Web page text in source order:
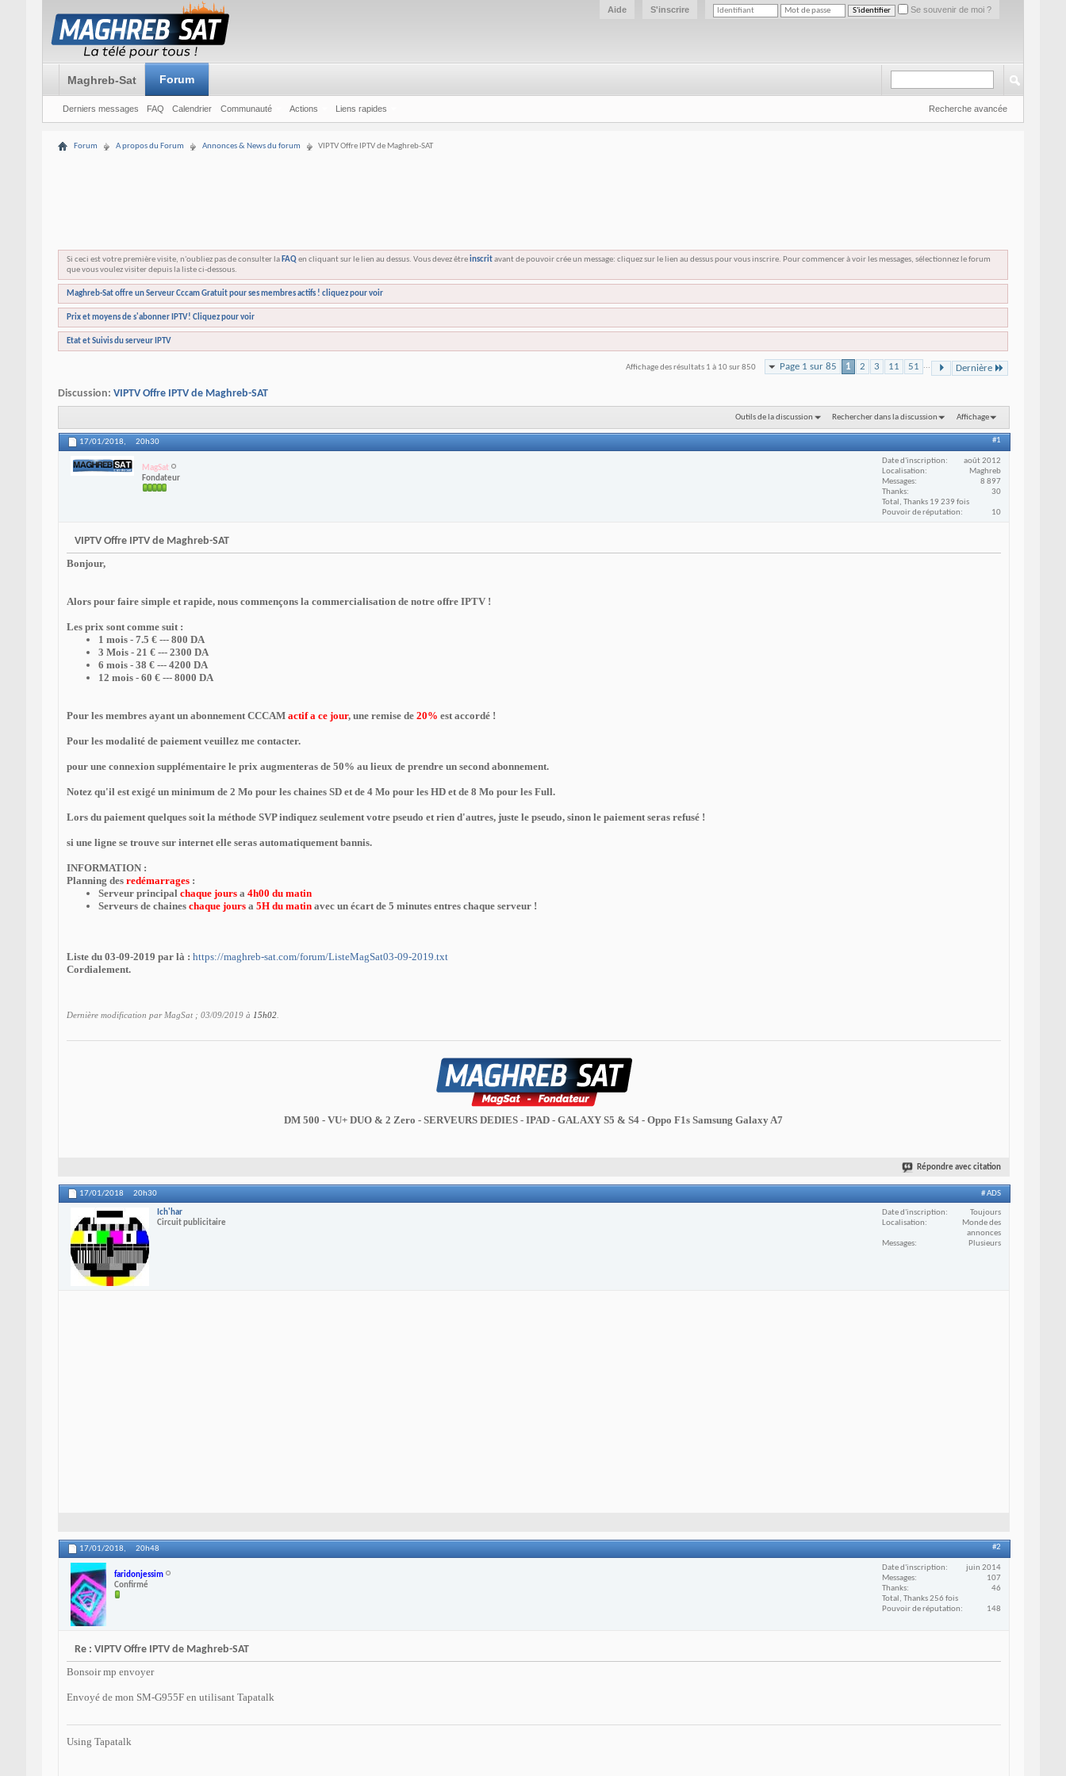
Se souvenir de moi ?
S'inscrire
Aide
Maghreb-Sat Forum
Derniers messages FAQ Calendrier Communauté Actions Liens rapides Recherche avancée
Forum A propos du Forum Annonces & News du forum VIPTV Offre IPTV de Maghreb-SAT
Si ceci est votre première visite, n'oubliez pas de consulter la FAQen cliquant sur le lien au dessus. Vous devez êtreinscritavant de pouvoir crée un message: cliquez sur le lien au dessus pour vous inscrire. Pour commencer à voir les messages, sélectionnez le forum
que vous voulez visiter depuis la liste ci-dessous.
Maghreb-Sat offre un Serveur Cccam Gratuit pour ses membres actifs ! cliquez pour voir
Prix et moyens de s'abonner IPTV! Cliquez pour voir
Etat et Suivis du serveur IPTV
Page 1 sur 85 1 2 3 11 51 ... Dernière
Affichage des résultats 1 à 10 sur 850
Discussion: VIPTV Offre IPTV de Maghreb-SAT
Outils de la discussion Rechercher dans la discussion Affichage
17/01/2018, 20h30 #1
MagSat
Fondateur
Date d'inscription
août 2012
Localisation
Maghreb
Messages
8 897
Thanks
30
Total, Thanks 19 239 fois
Pouvoir de réputation
10
VIPTV Offre IPTV de Maghreb-SAT
Bonjour,
Alors pour faire simple et rapide, nous commençons la commercialisation de notre offre IPTV !
Les prix sont comme suit :
1 mois - 7.5 € --- 800 DA
3 Mois - 21 € --- 2300 DA
6 mois - 38 € --- 4200 DA
12 mois - 60 € --- 8000 DA
Pour les membres ayant un abonnement CCCAM actif a ce jour, une remise de 20% est accordé !
Pour les modalité de paiement veuillez me contacter.
pour une connexion supplémentaire le prix augmenteras de 50% au lieux de prendre un second abonnement.
Notez qu'il est exigé un minimum de 2 Mo pour les chaines SD et de 4 Mo pour les HD et de 8 Mo pour les Full.
Lors du paiement quelques soit la méthode SVP indiquez seulement votre pseudo et rien d'autres, juste le pseudo, sinon le paiement seras refusé !
si une ligne se trouve sur internet elle seras automatiquement bannis.
INFORMATION :
Planning des redémarrages:
Serveur principal chaque joursa 4h00 du matin
Serveurs de chaines chaque joursa 5H du matin avec un écart de 5 minutes entres chaque serveur !
Liste du 03-09-2019 par là : https://maghreb-sat.com/forum/ListeMagSat03-09-2019.txt
Cordialement.
Dernière modification par MagSat ; 03/09/2019 à 15h02.
DM 500 - VU+ DUO & 2 Zero - SERVEURS DEDIES - IPAD - GALAXY S5 & S4 - Oppo F1s Samsung Galaxy A7
Répondre avec citation
17/01/2018 20h30 # ADS
Ich'har
Circuit publicitaire
Date d'inscription
Toujours
Localisation
Monde des
annonces
Messages
Plusieurs
17/01/2018, 20h48 #2
faridonjessim
Confirmé
Date d'inscription
juin 2014
Messages
107
Thanks
46
Total, Thanks 256 fois
Pouvoir de réputation
148
Re : VIPTV Offre IPTV de Maghreb-SAT
Bonsoir mp envoyer
Envoyé de mon SM-G955F en utilisant Tapatalk
Using Tapatalk